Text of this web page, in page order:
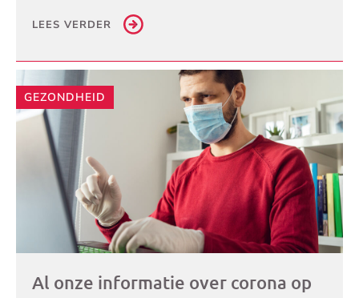
LEES VERDER
GEZONDHEID
Al onze informatie over corona op